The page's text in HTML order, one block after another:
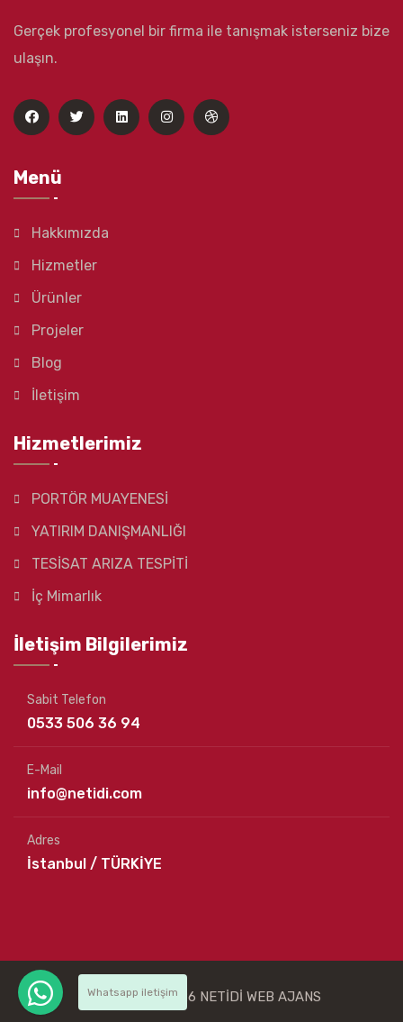
Gerçek profesyonel bir firma ile tanışmak isterseniz bize
ulaşın.
Menü
Hakkımızda
Hizmetler
Ürünler
Projeler
Blog
İletişim
Hizmetlerimiz
PORTÖR MUAYENESİ
YATIRIM DANIŞMANLIĞI
TESİSAT ARIZA TESPİTİ
İç Mimarlık
İletişim Bilgilerimiz
Sabit Telefon
0533 506 36 94
E-Mail
info@netidi.com
Adres
İstanbul / TÜRKİYE
© Copyright2026 NETİDİ WEB AJANS
Whatsapp iletişim